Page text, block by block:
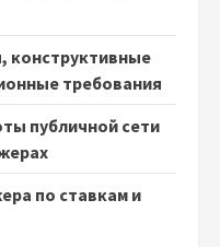
конструктивные
требования
публичной сети
по ставкам и